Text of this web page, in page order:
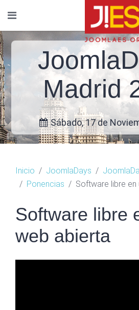
Madrid
Sábado, 17 de
Inicio JoomlaDays
Ponencias
Software libre
Software libre
web abierta